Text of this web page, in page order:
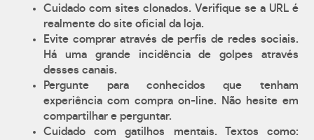
Cuidado com sites clonados. Verifique se a URL é
realmente do site oficial da loja.
Evite comprar através de perfis de redes sociais.
Há uma grande incidência de golpes através
desses canais.
Pergunte para conhecidos que tenham
experiência com compra on-line. Não hesite em
compartilhar e perguntar.
Cuidado com gatilhos mentais. Textos como: